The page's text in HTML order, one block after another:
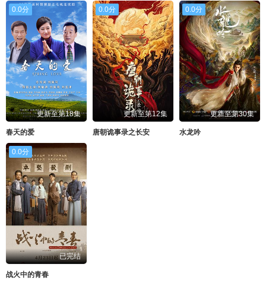
0.0分
更新至第18集
春天的爱
0.0分
更新至第12集
唐朝诡事录之长安
0.0分
更新至第30集
水龙吟
0.0分
已完结
战火中的青春